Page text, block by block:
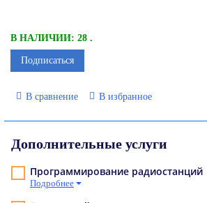
В НАЛИЧИИ: 28 .
Подписаться
В сравнение В избранное
Дополнительные услуги
Программирование радиостанций
Подробнее